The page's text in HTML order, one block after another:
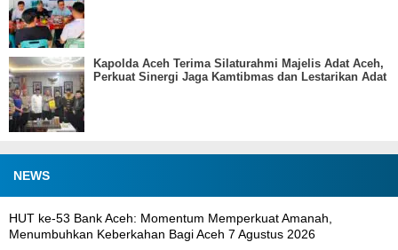
Kapolda Aceh Terima Silaturahmi Majelis Adat Aceh,
Perkuat Sinergi Jaga Kamtibmas dan Lestarikan Adat
NEWS
HUT ke-53 Bank Aceh: Momentum Memperkuat Amanah,
Menumbuhkan Keberkahan Bagi Aceh 7 Agustus 2026